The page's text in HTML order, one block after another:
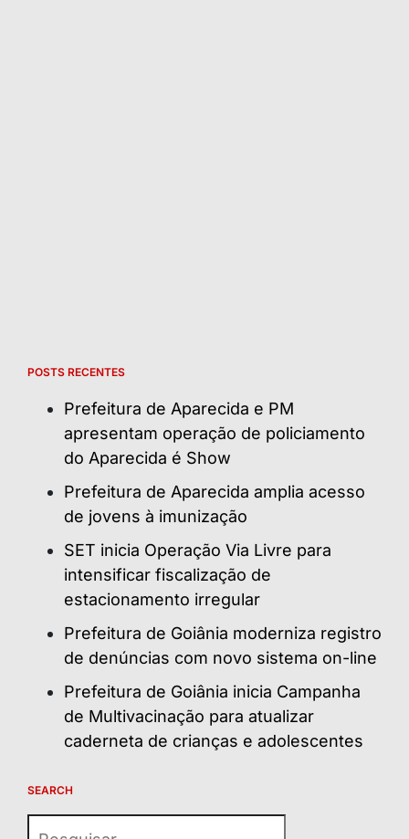
POSTS RECENTES
Prefeitura de Aparecida e PM
apresentam operação de policiamento
do Aparecida é Show
Prefeitura de Aparecida amplia acesso
de jovens à imunização
SET inicia Operação Via Livre para
intensificar fiscalização de
estacionamento irregular
Prefeitura de Goiânia moderniza registro
de denúncias com novo sistema on-line
Prefeitura de Goiânia inicia Campanha
de Multivacinação para atualizar
caderneta de crianças e adolescentes
SEARCH